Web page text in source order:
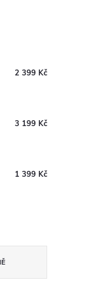
2 399 Kč
3 199 Kč
1 399 Kč